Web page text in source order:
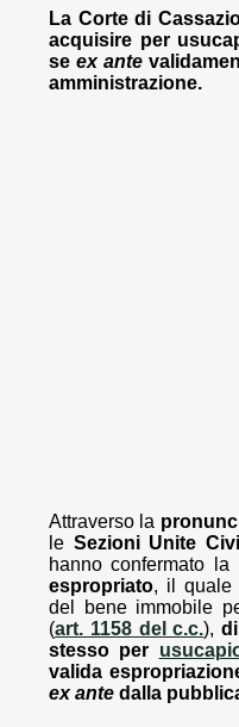
La Corte di
acquisire per
se ex ante
amministrazione.
Attraverso la
le Sezioni Unite
hanno confermato la
espropriato, il quale
del bene immobile
(art. 1158 del c.c.),
stesso per
valida
ex ante dalla